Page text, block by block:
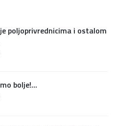
poljoprivrednicima i ostalom
bolje!...